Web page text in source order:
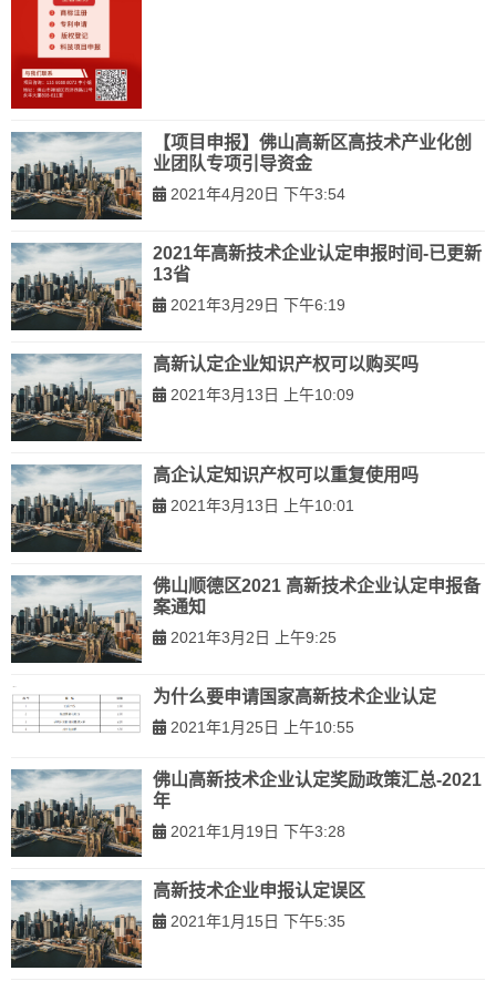
【项目申报】佛山高新区高技术产业化创
业团队专项引导资金
2021年4月20日 下午3:54
2021年高新技术企业认定申报时间-已更新
13省
2021年3月29日 下午6:19
高新认定企业知识产权可以购买吗
2021年3月13日 上午10:09
高企认定知识产权可以重复使用吗
2021年3月13日 上午10:01
佛山顺德区2021 高新技术企业认定申报备
案通知
2021年3月2日 上午9:25
为什么要申请国家高新技术企业认定
2021年1月25日 上午10:55
佛山高新技术企业认定奖励政策汇总-2021
年
2021年1月19日 下午3:28
高新技术企业申报认定误区
2021年1月15日 下午5:35